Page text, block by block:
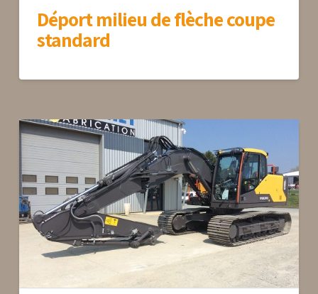
Déport milieu de flèche coupe
standard